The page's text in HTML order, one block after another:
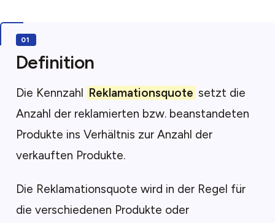
Definition
Die Kennzahl Reklamationsquote setzt die
Anzahl der reklamierten bzw. beanstandeten
Produkte ins Verhältnis zur Anzahl der
verkauften Produkte.
Die Reklamationsquote wird in der Regel für
die verschiedenen Produkte oder